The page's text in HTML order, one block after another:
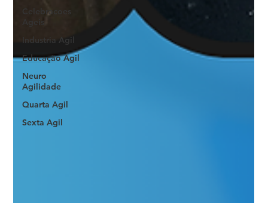
Celebracoes
Ageis
Industria Agil
Educação Ágil
Neuro
Agilidade
Quarta Agil
Sexta Agil